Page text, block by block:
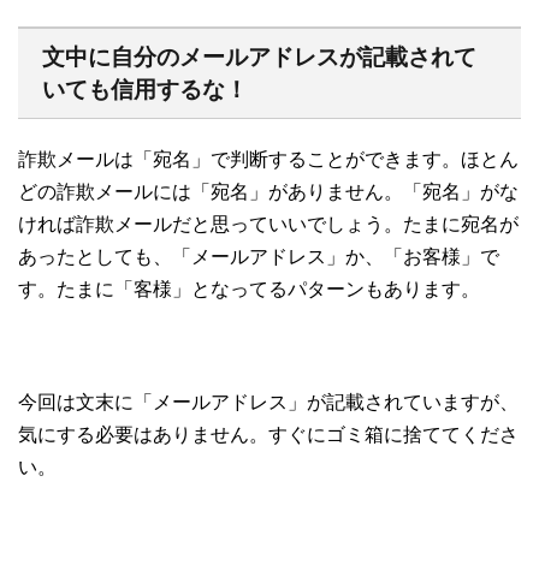
文中に自分のメールアドレスが記載されて
いても信用するな！
詐欺メールは「宛名」で判断することができます。ほとん
どの詐欺メールには「宛名」がありません。「宛名」がな
ければ詐欺メールだと思っていいでしょう。たまに宛名が
あったとしても、「メールアドレス」か、「お客様」で
す。たまに「客様」となってるパターンもあります。
今回は文末に「メールアドレス」が記載されていますが、
気にする必要はありません。すぐにゴミ箱に捨ててくださ
い。